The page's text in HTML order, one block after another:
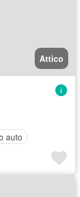
Attico
auto